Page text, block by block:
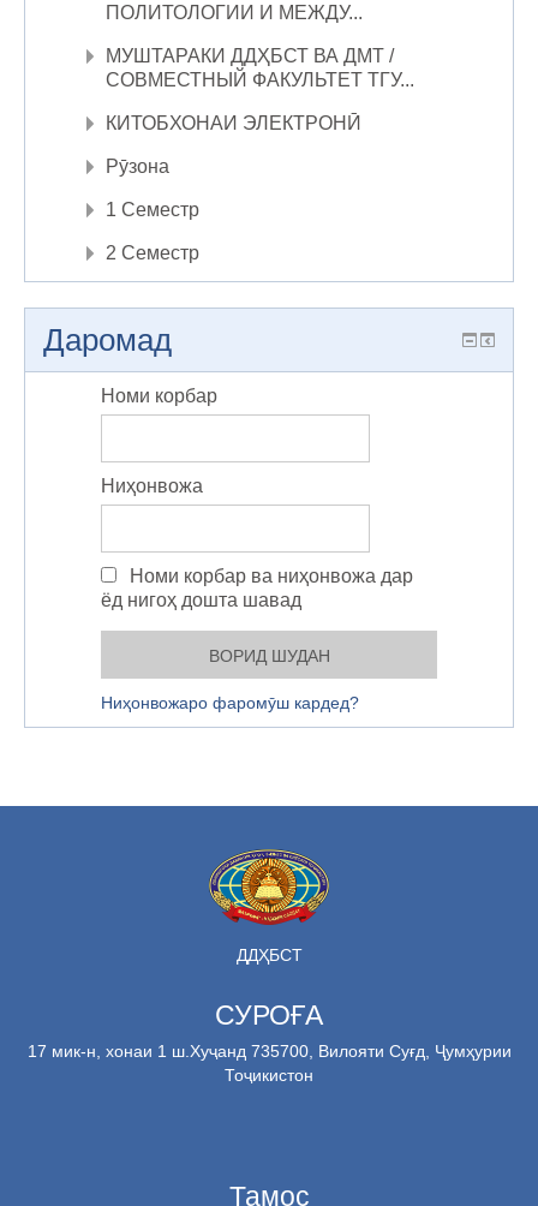
ПОЛИТОЛОГИИ И МЕЖДУ...
МУШТАРАКИ ДДҲБСТ ВА ДМТ /
СОВМЕСТНЫЙ ФАКУЛЬТЕТ ТГУ...
КИТОБХОНАИ ЭЛЕКТРОНӢ
Рӯзона
1 Семестр
2 Семестр
Даромад
Номи корбар
Ниҳонвожа
Номи корбар ва ниҳонвожа дар
ёд нигоҳ дошта шавад
Ниҳонвожаро фаромӯш кардед?
ДДҲБСТ
СУРОҒА
17 мик-н, хонаи 1 ш.Хуҷанд 735700, Вилояти Суғд, Ҷумҳурии
Тоҷикистон
Тамос